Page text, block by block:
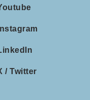
Instagram
/ Twitter